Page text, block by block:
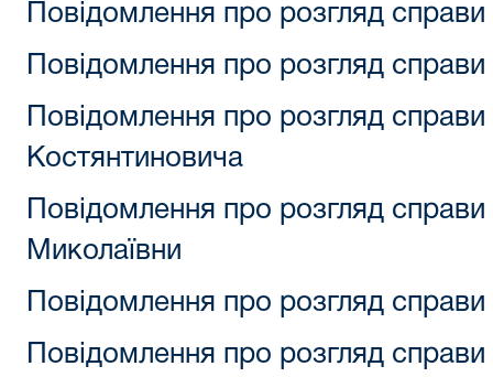
Повідомлення про розгляд справи
Повідомлення про розгляд
Повідомлення про розгляд
Костянтиновича
Повідомлення про розгляд
Миколаївни
Повідомлення про розгляд
Повідомлення про розгляд справи